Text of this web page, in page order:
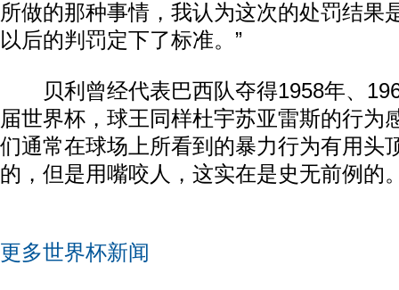
所做的那种事情，我认为这次的处罚结果
以后的判罚定下了标准。”
贝利曾经代表巴西队夺得1958年、
届世界杯，球王同样杜宇苏亚雷斯的行为
们通常在球场上所看到的暴力行为有用头
的，但是用嘴咬人，这实在是史无前例的
更多世界杯新闻